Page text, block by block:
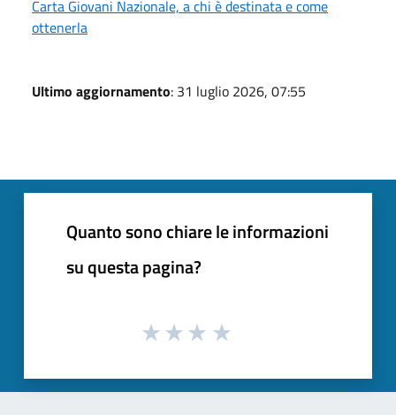
Carta Giovani Nazionale, a chi è destinata e come
ottenerla
Ultimo aggiornamento: 31 luglio 2026, 07:55
Quanto sono chiare le informazioni
su questa pagina?